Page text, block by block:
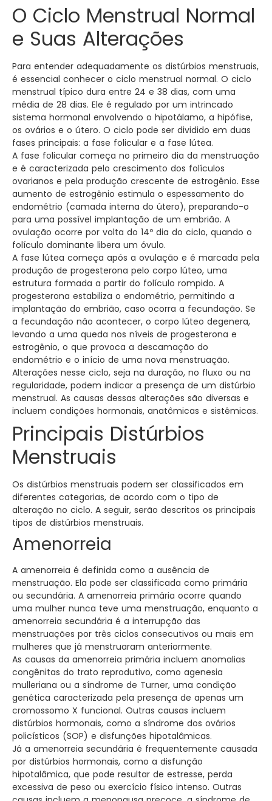
O Ciclo Menstrual Normal
e Suas Alterações
Para entender adequadamente os distúrbios menstruais,
é essencial conhecer o ciclo menstrual normal. O ciclo
menstrual típico dura entre 24 e 38 dias, com uma
média de 28 dias. Ele é regulado por um intrincado
sistema hormonal envolvendo o hipotálamo, a hipófise,
os ovários e o útero. O ciclo pode ser dividido em duas
fases principais: a fase folicular e a fase lútea.
A fase folicular começa no primeiro dia da menstruação
e é caracterizada pelo crescimento dos folículos
ovarianos e pela produção crescente de estrogênio. Esse
aumento de estrogênio estimula o espessamento do
endométrio (camada interna do útero), preparando-o
para uma possível implantação de um embrião. A
ovulação ocorre por volta do 14º dia do ciclo, quando o
folículo dominante libera um óvulo.
A fase lútea começa após a ovulação e é marcada pela
produção de progesterona pelo corpo lúteo, uma
estrutura formada a partir do folículo rompido. A
progesterona estabiliza o endométrio, permitindo a
implantação do embrião, caso ocorra a fecundação. Se
a fecundação não acontecer, o corpo lúteo degenera,
levando a uma queda nos níveis de progesterona e
estrogênio, o que provoca a descamação do
endométrio e o início de uma nova menstruação.
Alterações nesse ciclo, seja na duração, no fluxo ou na
regularidade, podem indicar a presença de um distúrbio
menstrual. As causas dessas alterações são diversas e
incluem condições hormonais, anatômicas e sistêmicas.
Principais Distúrbios
Menstruais
Os distúrbios menstruais podem ser classificados em
diferentes categorias, de acordo com o tipo de
alteração no ciclo. A seguir, serão descritos os principais
tipos de distúrbios menstruais.
Amenorreia
A amenorreia é definida como a ausência de
menstruação. Ela pode ser classificada como primária
ou secundária. A amenorreia primária ocorre quando
uma mulher nunca teve uma menstruação, enquanto a
amenorreia secundária é a interrupção das
menstruações por três ciclos consecutivos ou mais em
mulheres que já menstruaram anteriormente.
As causas da amenorreia primária incluem anomalias
congênitas do trato reprodutivo, como agenesia
mulleriana ou a síndrome de Turner, uma condição
genética caracterizada pela presença de apenas um
cromossomo X funcional. Outras causas incluem
distúrbios hormonais, como a síndrome dos ovários
policísticos (SOP) e disfunções hipotalâmicas.
Já a amenorreia secundária é frequentemente causada
por distúrbios hormonais, como a disfunção
hipotalâmica, que pode resultar de estresse, perda
excessiva de peso ou exercício físico intenso. Outras